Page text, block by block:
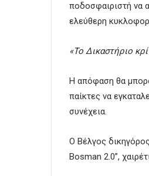
ποδοσφαιριστή να
ελεύθερη
«Το Δικαστήριο
Η απόφαση θα
παίκτες να
συνέχεια.
Ο Βέλγος
Bosman 2.0”,